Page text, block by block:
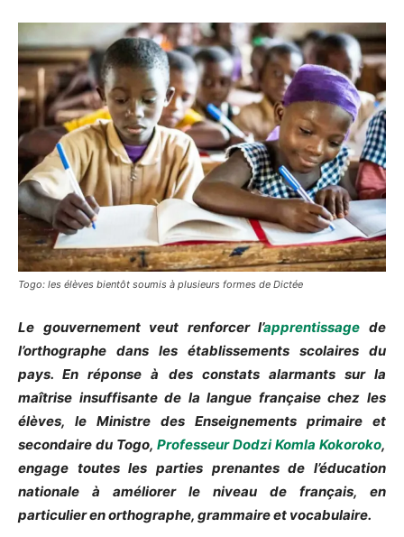
Togo: les élèves bientôt soumis à plusieurs formes de Dictée
Le gouvernement veut renforcer l’apprentissage de
l’orthographe dans les établissements scolaires du
pays. En réponse à des constats alarmants sur la
maîtrise insuffisante de la langue française chez les
élèves, le Ministre des Enseignements primaire et
secondaire du Togo, Professeur Dodzi Komla Kokoroko,
engage toutes les parties prenantes de l’éducation
nationale à améliorer le niveau de français, en
particulier en orthographe, grammaire et vocabulaire.